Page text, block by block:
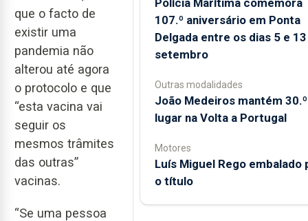
que o facto de
existir uma
pandemia não
alterou até agora
o protocolo e que
“esta vacina vai
seguir os
mesmos trâmites
das outras”
vacinas.
“Se uma pessoa
107.º aniversário em Ponta
Delgada entre os dias 5 e
setembro
Outras modalidades
João Medeiros mantém 30.º
lugar na Volta a Portugal
Motores
Luís Miguel Rego embalado
o título